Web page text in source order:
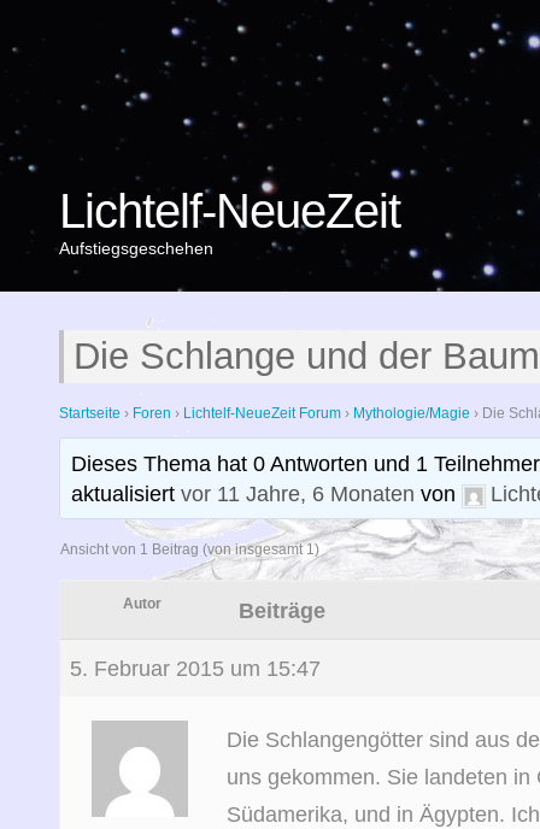
Lichtelf-NeueZeit
Aufstiegsgeschehen
Die Schlange und der
Startseite › Foren › Lichtelf-NeueZeit Forum › Mythologie/Magie › Die
Dieses Thema hat 0 Antworten und 1
aktualisiertvor 11 Jahre, 6 Monaten von
Ansicht von 1 Beitrag (von insgesamt 1)
Autor Beiträge
5. Februar 2015 um 15:47
Die Schlangengötter sind aus
uns gekommen. Sie landeten in
Südamerika, und in Ägypten.